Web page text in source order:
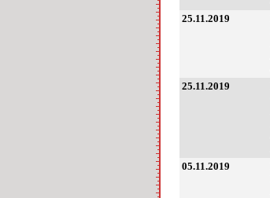
25.11.2019
25.11.2019
05.11.2019